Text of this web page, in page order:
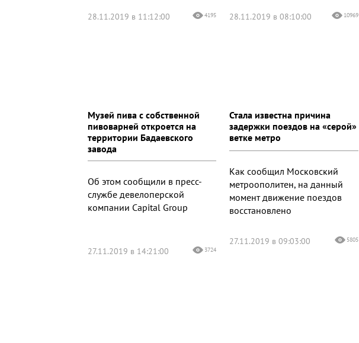
28.11.2019 в 11:12:00 4195 28.11.2019 в 08:10:00 10969
Музей пива с собственной
пивоварней откроется на
территории Бадаевского
завода
Об этом сообщили в пресс-
службе девелоперской
компании Capital Group
27.11.2019 в 14:21:00 3724
Стала известна причина
задержки поездов на «серой»
ветке метро
Как сообщил Московский
метроополитен, на данный
момент движение поездов
восстановлено
27.11.2019 в 09:03:00 5805